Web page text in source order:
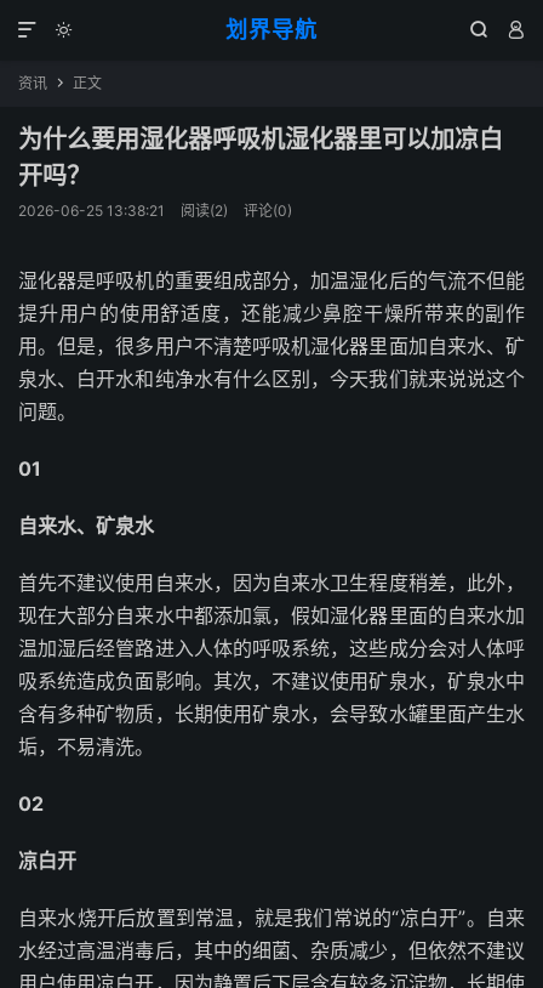
划界导航
  

资讯  正文
为什么要用湿化器呼吸机湿化器里可以加凉白
开吗？
2026-06-25 13:38:21 阅读(2) 评论(0)
湿化器是呼吸机的重要组成部分，加温湿化后的气流不但能
提升用户的使用舒适度，还能减少鼻腔干燥所带来的副作
用。但是，很多用户不清楚呼吸机湿化器里面加自来水、矿
泉水、白开水和纯净水有什么区别，今天我们就来说说这个
问题。
01
自来水、矿泉水
首先不建议使用自来水，因为自来水卫生程度稍差，此外，
现在大部分自来水中都添加氯，假如湿化器里面的自来水加
温加湿后经管路进入人体的呼吸系统，这些成分会对人体呼
吸系统造成负面影响。其次，不建议使用矿泉水，矿泉水中
含有多种矿物质，长期使用矿泉水，会导致水罐里面产生水
垢，不易清洗。
02
凉白开
自来水烧开后放置到常温，就是我们常说的“凉白开”。自来
水经过高温消毒后，其中的细菌、杂质减少，但依然不建议
用户使用凉白开，因为静置后下层含有较多沉淀物，长期使